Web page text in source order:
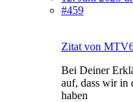
#459
Zitat von
Bei Deiner
auf, dass wir in
haben